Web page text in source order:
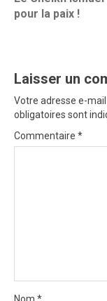
n
i
g
a
t
pour la paix !
Laisser un
Votre adresse e-
obligatoires sont
Commentaire *